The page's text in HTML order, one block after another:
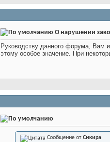
О нарушении
Руководству данного форума, Вам
этому особое значение. При
Сообщение от Сикира